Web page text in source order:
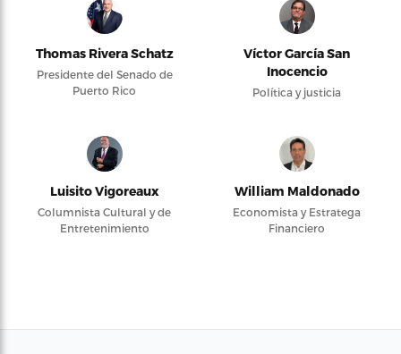
Thomas Rivera Schatz
Presidente del Senado de
Puerto Rico
Víctor García San
Inocencio
Política y justicia
Luisito Vigoreaux
Columnista Cultural y de
Entretenimiento
William Maldonado
Economista y Estratega
Financiero